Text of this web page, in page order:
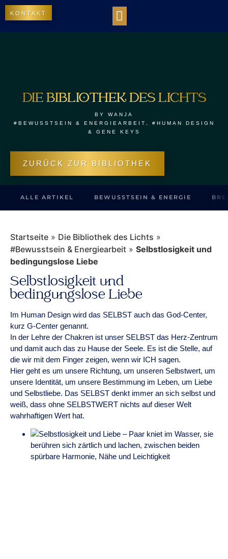
KONTAKT
DIE BIBLIOTHEK DES LICHTS
BY WANJA
#BEWUSSTSEIN & ENERGIEARBEIT
#HUMAN DESIGN
& GENE KEYS
ZURÜCK ZUR BIBLIOTHEK
ALLE ARTIKEL BEWUSSTSEIN & ENERGIE
Startseite » Die Bibliothek des Lichts »
#Bewusstsein & Energiearbeit » Selbstlosigkeit und
bedingungslose Liebe
Selbstlosigkeit und
bedingungslose Liebe
Im Human Design wird das SELBST auch das God-Center,
kurz G-Center genannt.
In der Lehre der Chakren ist unser SELBST das Herz-Zentrum
und damit auch das zu Hause der Seele. Es ist die Stelle, auf
die wir mit dem Finger zeigen, wenn wir ICH sagen.
Hier geht es um unsere Richtung, um unseren Selbstwert, um
unsere Identität, um unsere Bestimmung im Leben, um Liebe
und Selbstliebe. Das SELBST denkt immer an sich selbst und
weiß, dass ohne SELBSTWERT nichts auf dieser Welt
wahrhaftigen Wert hat.